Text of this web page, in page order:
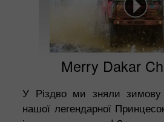
Merry Dakar
У Різдво ми зняли зимову
нашої легендарної